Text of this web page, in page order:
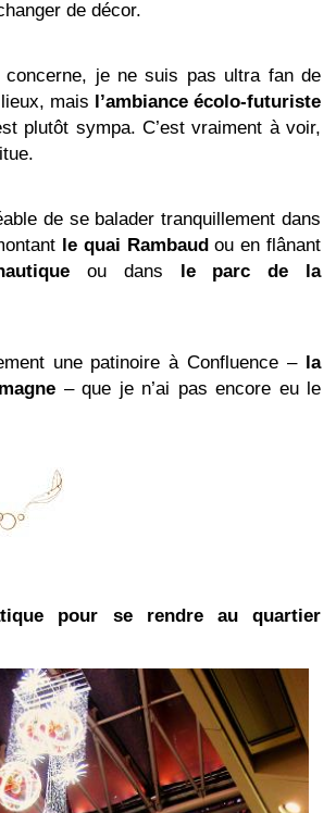
de décor.
je ne suis pas ultra fan de
mais l’ambiance écolo-futuriste
plutôt sympa. C’est vraiment à voir,
de se balader tranquillement dans
le quai Rambaudou en flânant
ou dans le parc de la
une patinoire à Confluence – la
– que je n’ai pas encore eu le
pour se rendre au quartier